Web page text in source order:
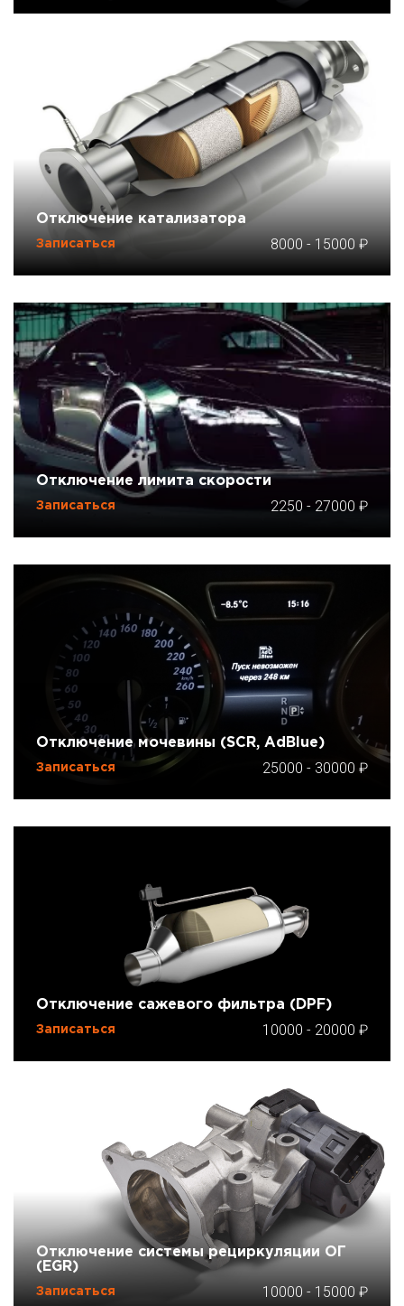
Отключение катализатора
Записаться 8000 - 15000
Отключение лимита скорости
Записаться 2250 - 27000
Отключение мочевины (SCR, AdBlue)
Записаться 25000 - 30000
Отключение сажевого фильтра (DPF)
Записаться 10000 - 20000
Отключение системы рециркуляции ОГ
(EGR)
Записаться 10000 - 15000